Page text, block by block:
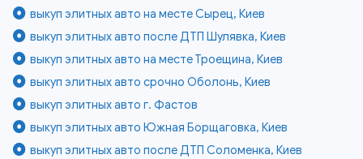
выкуп элитных авто на месте Сырец, Киев
выкуп элитных авто после ДТП Шулявка, Киев
выкуп элитных авто на месте Троещина, Киев
выкуп элитных авто срочно Оболонь, Киев
выкуп элитных авто г. Фастов
выкуп элитных авто Южная Борщаговка, Киев
выкуп элитных авто после ДТП Соломенка, Киев